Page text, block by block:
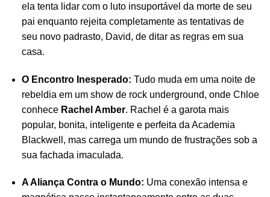
ela tenta lidar com o luto insuportável da morte de seu
pai enquanto rejeita completamente as tentativas de
seu novo padrasto, David, de ditar as regras em sua
casa.
O Encontro Inesperado: Tudo muda em uma noite de
rebeldia em um show de rock underground, onde Chloe
conhece Rachel Amber. Rachel é a garota mais
popular, bonita, inteligente e perfeita da Academia
Blackwell, mas carrega um mundo de frustrações sob a
sua fachada imaculada.
A Aliança Contra o Mundo: Uma conexão intensa e